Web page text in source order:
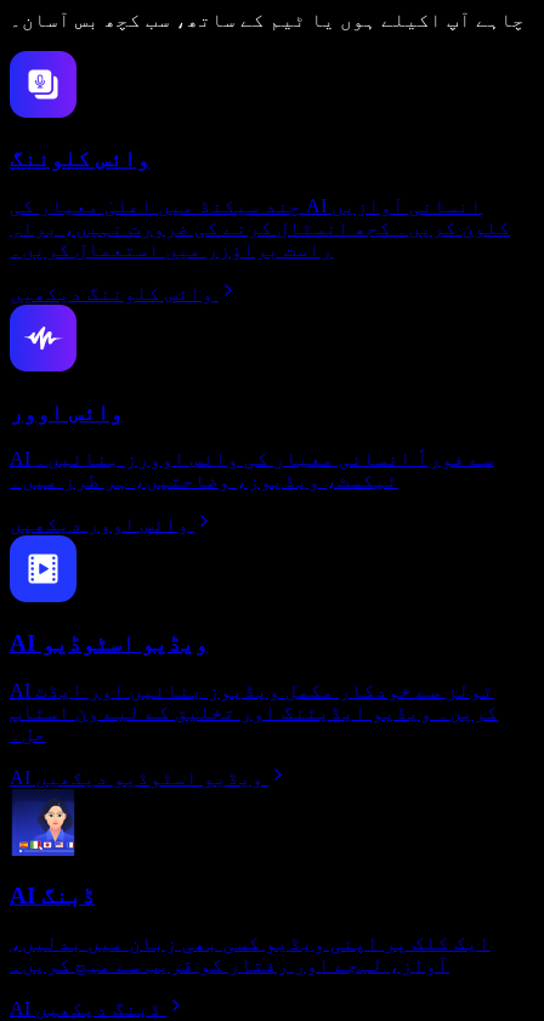
چاہے آپ اکیلے ہوں یا ٹیم کے ساتھ، سب کچھ بس آسان۔
وائس کلوننگ
چند سیکنڈ میں اعلیٰ معیار کی AI انسانی آوازیں
کلون کریں۔ کچھ انسٹال کرنے کی ضرورت نہیں، براہِ
راست براؤزر میں استعمال کریں۔
وائس کلوننگ دیکھیں
وائس اوور
AI سے فوراً انسانی معیار کی وائس اوورز بنائیں۔
ٹیکسٹ، ویڈیوز، وضاحتیں، ہر طرز میں۔
وائس اوور دیکھیں
AI ویڈیو اسٹوڈیو
AI ٹولز سے خودکار مکمل ویڈیوز بنائیں اور ایڈٹ
کریں۔ ویڈیو ایڈیٹنگ اور تخلیق کے لیے ون اسٹاپ
حل۔
AI ویڈیو اسٹوڈیو دیکھیں
AI ڈبنگ
ایک کلک پر اپنی ویڈیو کسی بھی زبان میں بدلیں،
آواز، لہجے اور رفتار کو قریب سے میچ کریں۔
AI ڈبنگ دیکھیں